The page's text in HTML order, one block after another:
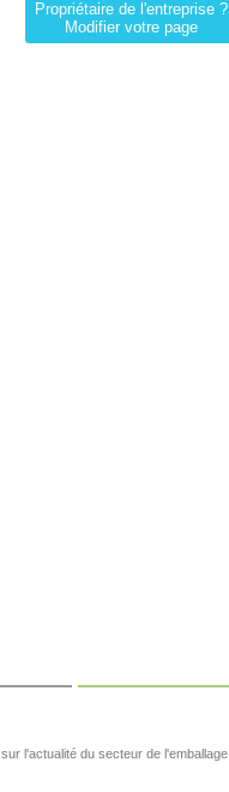
Propriétaire de l'entreprise ?
Modifier votre page
l'actualité du secteur de l'emballage.